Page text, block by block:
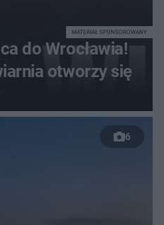
do Wrocławia!
otworzy się
MATERIAŁ SPONSOROWANY
6